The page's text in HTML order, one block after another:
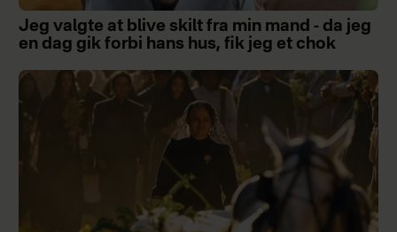
Jeg valgte at blive skilt fra min mand - da jeg
en dag gik forbi hans hus, fik jeg et chok